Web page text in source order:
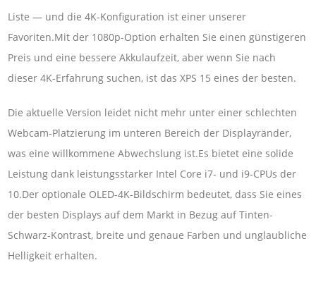
Liste — und die 4K-Konfiguration ist einer unserer
Favoriten.Mit der 1080p-Option erhalten Sie einen günstigeren
Preis und eine bessere Akkulaufzeit, aber wenn Sie nach
dieser 4K-Erfahrung suchen, ist das XPS 15 eines der besten.
Die aktuelle Version leidet nicht mehr unter einer schlechten
Webcam-Platzierung im unteren Bereich der Displayränder,
was eine willkommene Abwechslung ist.Es bietet eine solide
Leistung dank leistungsstarker Intel Core i7- und i9-CPUs der
10.Der optionale OLED-4K-Bildschirm bedeutet, dass Sie eines
der besten Displays auf dem Markt in Bezug auf Tinten-
Schwarz-Kontrast, breite und genaue Farben und unglaubliche
Helligkeit erhalten.